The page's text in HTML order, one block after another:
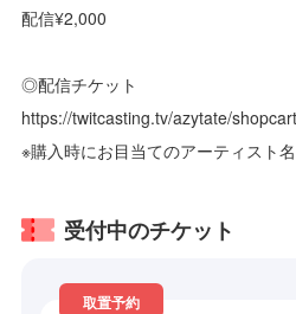
配信¥2,000
◎配信チケット
https://twitcasting.tv/azytate/
※購入時にお目当てのアーティスト名
受付中のチケット
取置予約